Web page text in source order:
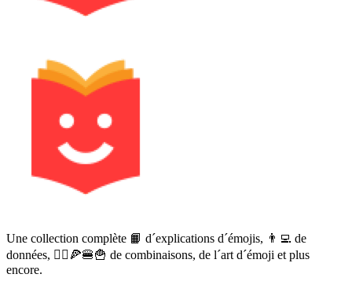
Une collection complète 📙 d´explications d´émojis, 👨‍💻 de
données, 🙅‍♀️🍕🍔🍟 de combinaisons, de l´art d´émoji et plus
encore.